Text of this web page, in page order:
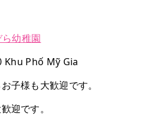
幼稚園
Phố Mỹ Gia
子様も大歓迎です。
迎です。